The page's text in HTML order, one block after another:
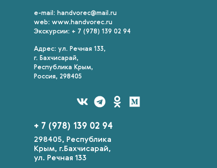
e-mail: handvorec@mail.ru
web: www.handvorec.ru
Экскурсии: + 7 (978) 139 02 94
Адрес: ул. Речная 133,
г. Бахчисарай,
Республика Крым,
Россия, 298405
+ 7 (978) 139 02 94
298405, Республика
Крым, г.Бахчисарай,
ул. Речная 133